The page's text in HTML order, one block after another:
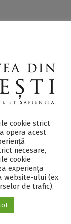
în funcție de
la serviciile
instituțiilor de
etc.
necesitatea de
de acasă,
școlare online a
la toate
educaționali:
și a
și ale includerii
cookie strict
opera acest
necesare,
cookie
experiența
website-ului (ex.
de trafic).